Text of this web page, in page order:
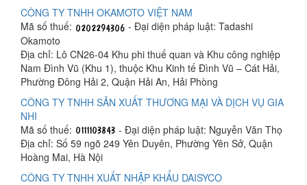
CÔNG TY TNHH OKAMOTO VIỆT NAM
Mã số thuế:
- Đại diện pháp luật: Tadashi
Okamoto
Địa chỉ: Lô CN26-04 Khu phi thuế quan và Khu công nghiệp
Nam Đình Vũ (Khu 1), thuộc Khu Kinh tế Đình Vũ – Cát Hải,
Phường Đông Hải 2, Quận Hải An, Hải Phòng
CÔNG TY TNHH SẢN XUẤT THƯƠNG MẠI VÀ DỊCH VỤ GIA
NHI
Mã số thuế:
- Đại diện pháp luật: Nguyễn Văn Thọ
Địa chỉ: Số 59 ngõ 249 Yên Duyên, Phường Yên Sở, Quận
Hoàng Mai, Hà Nội
CÔNG TY TNHH XUẤT NHẬP KHẨU DAISYCO